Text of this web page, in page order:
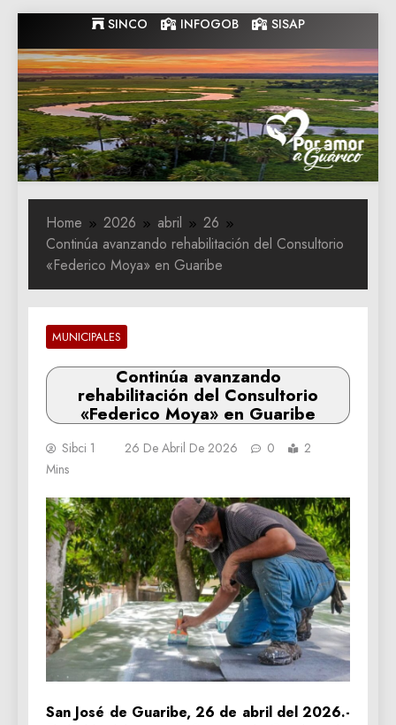
to
content
SINCO INFOGOB SISAP
Gobernacion
de Guarico
Gobernacion de Guarico
Home 2026 abril
26
Continúa avanzando rehabilitación del Consultorio
«Federico Moya» en Guaribe
MUNICIPALES
Continúa avanzando
rehabilitación del Consultorio
«Federico Moya» en Guaribe
Sibci 1 26 De Abril De 2026 0
2
Mins
San José de Guaribe, 26 de abril del 2026.-